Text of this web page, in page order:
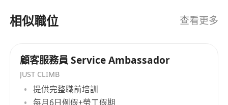
HR Technology Integration | Strategic
Workforce Development Our Mission “Building
Streamline talent attraction, boost retention,
and achieve strategic growth with data-driven
HR strategies. For Job Seekers: Receive
personalized career guidance, industry insights,
相似職位 查看更多
顧客服務員 Service Ambassador
JUST CLIMB
提供完整職前培訓
每月6日例假+勞工假期